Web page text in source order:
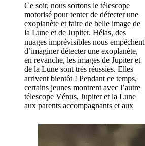
Ce soir, nous sortons le télescope
motorisé pour tenter de détecter une
exoplanète et faire de belle image de
la Lune et de Jupiter. Hélas, des
nuages imprévisibles nous empêchent
d’imaginer détecter une exoplanète,
en revanche, les images de Jupiter et
de la Lune sont très réussies. Elles
arrivent bientôt ! Pendant ce temps,
certains jeunes montrent avec l’autre
télescope Vénus, Jupiter et la Lune
aux parents accompagnants et aux